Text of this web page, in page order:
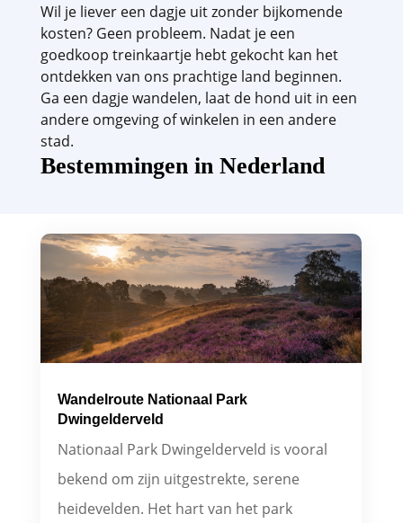
Wil je liever een dagje uit zonder bijkomende
kosten? Geen probleem. Nadat je een
goedkoop treinkaartje hebt gekocht kan het
ontdekken van ons prachtige land beginnen.
Ga een dagje wandelen, laat de hond uit in een
andere omgeving of winkelen in een andere
stad.
Bestemmingen in Nederland
Wandelroute Nationaal Park
Dwingelderveld
Nationaal Park Dwingelderveld is vooral
bekend om zijn uitgestrekte, serene
heidevelden. Het hart van het park